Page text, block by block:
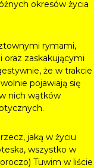
okresów życia
rymami,
zaskakującymi
że w trakcie
pojawiają się
nich wątków
jaką w życiu
wszystko w
Tuwim w